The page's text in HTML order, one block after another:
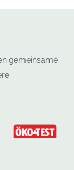
gemeinsame